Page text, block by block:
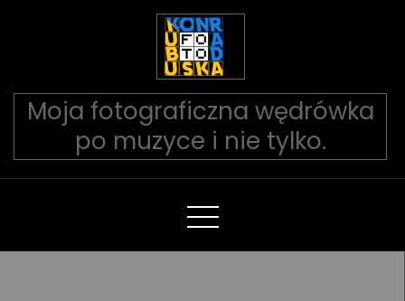
Moja fotograficzna wędrówka
po muzyce i nie tylko.